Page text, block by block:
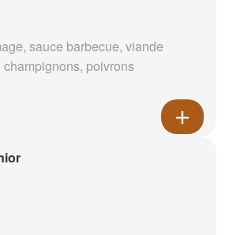
sauce barbecue, viande
poivrons